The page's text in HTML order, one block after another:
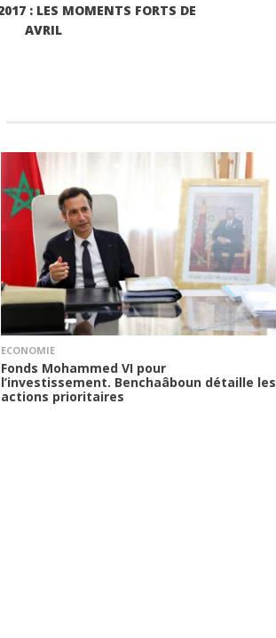
: LES MOMENTS FORTS DE
AVRIL
ECONOMIE
Fonds Mohammed VI pour
l’investissement. Benchaâboun détaille les
actions prioritaires